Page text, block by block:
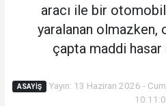
aracı ile bir otomobil
yaralanan olmazken,
çapta maddi hasar
ASAYIŞ Yayın: 13 Haziran 2026 -